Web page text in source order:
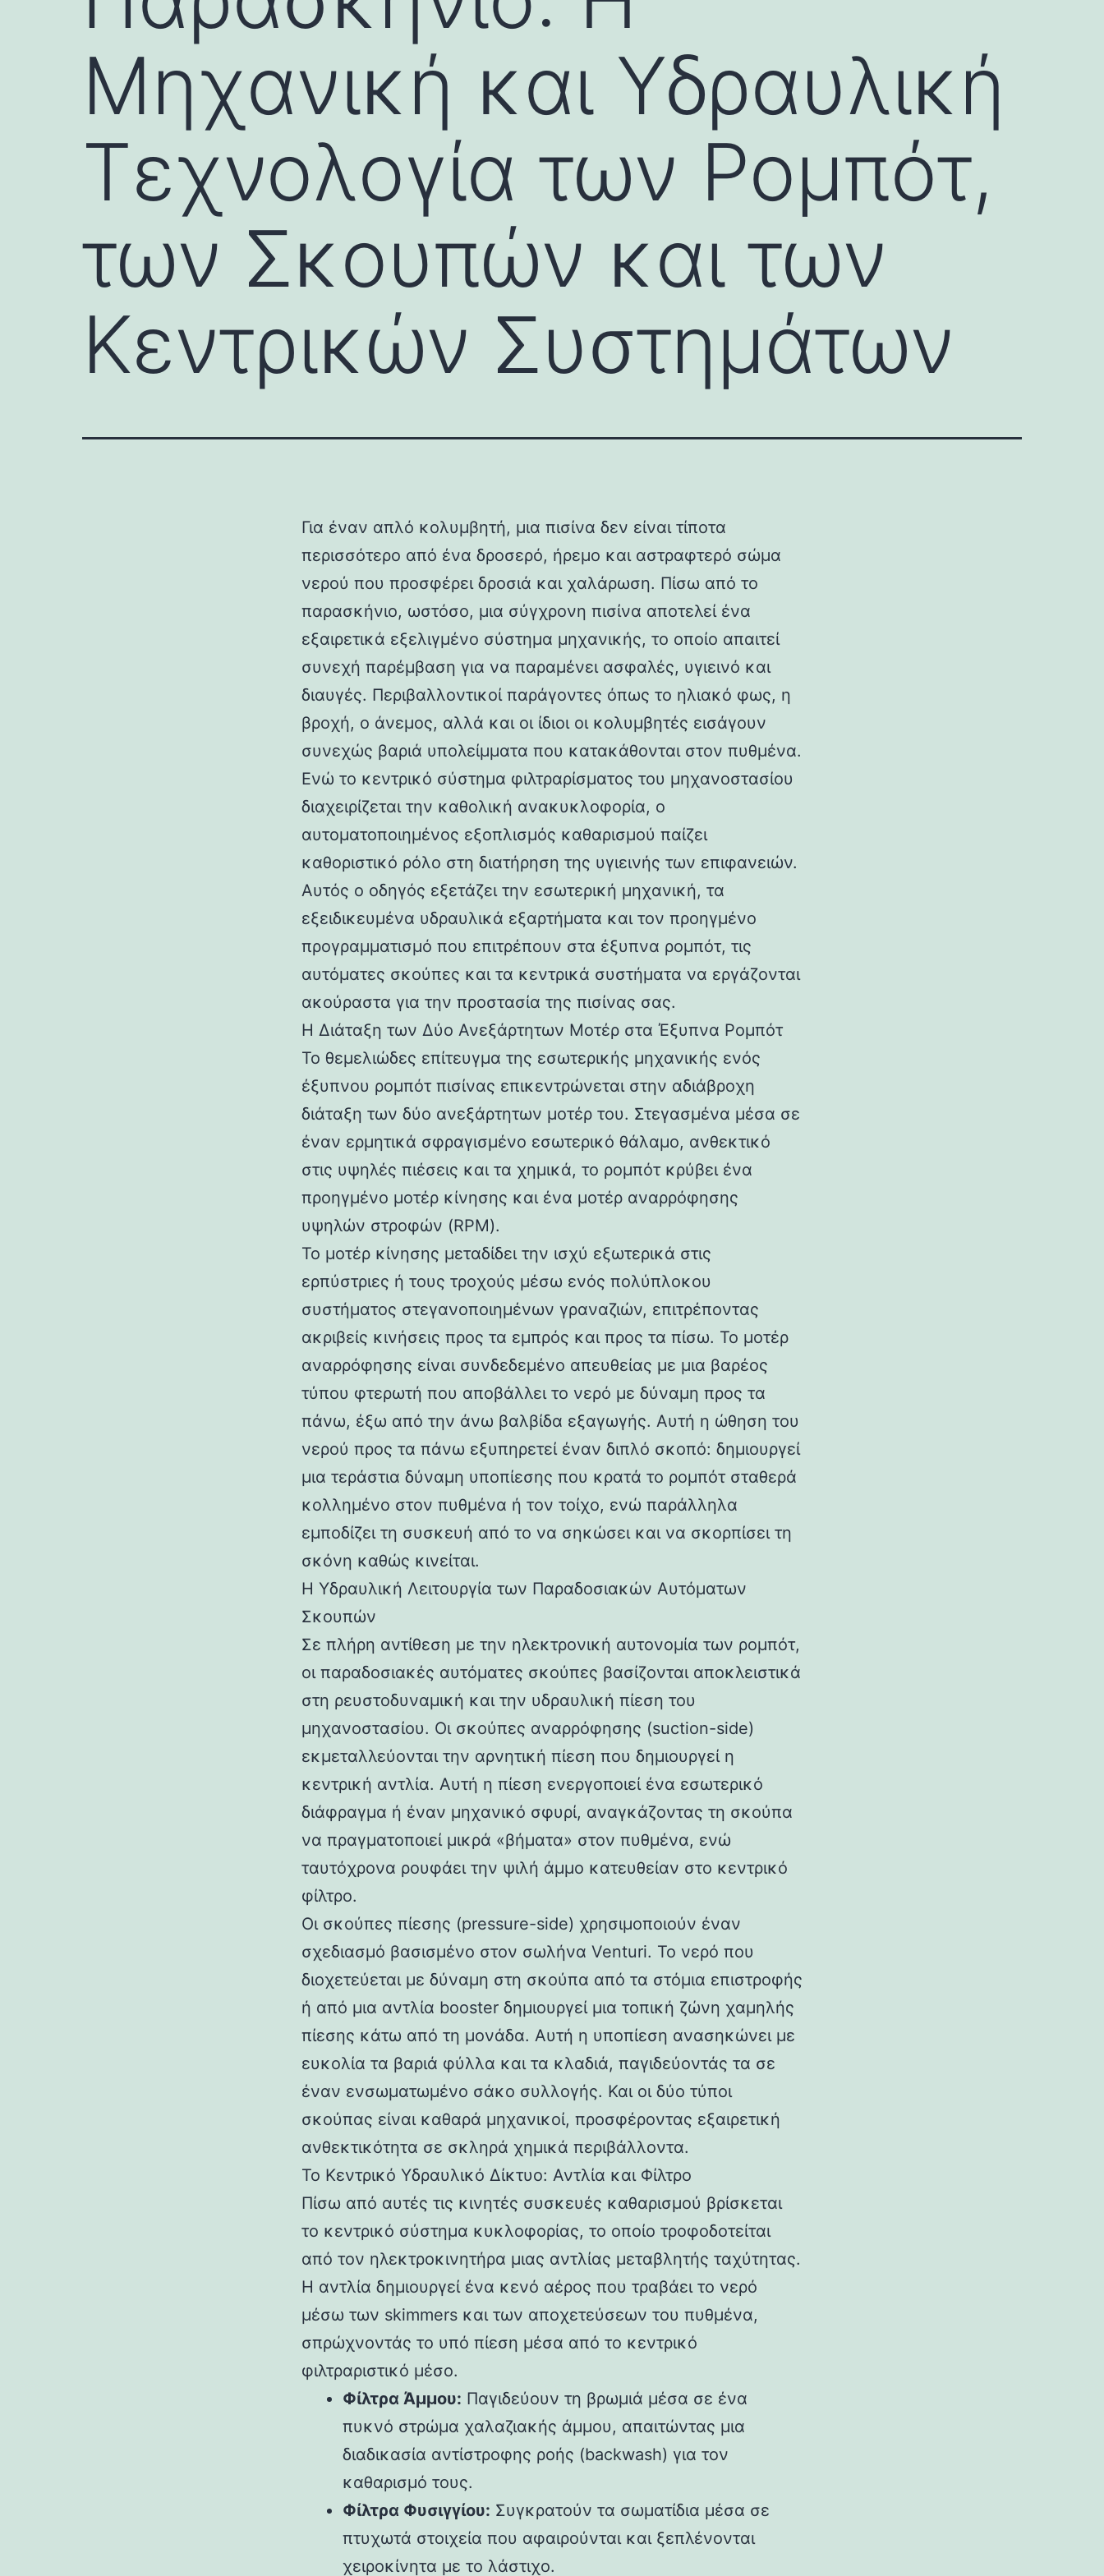
Μηχανική και Υδραυλική
Τεχνολογία των Ρομπότ,
των Σκουπών και των
Κεντρικών Συστημάτων
Για έναν απλό κολυμβητή, μια πισίνα δεν είναι τίποτα
περισσότερο από ένα δροσερό, ήρεμο και αστραφτερό σώμα
νερού που προσφέρει δροσιά και χαλάρωση. Πίσω από το
παρασκήνιο, ωστόσο, μια σύγχρονη πισίνα αποτελεί ένα
εξαιρετικά εξελιγμένο σύστημα μηχανικής, το οποίο απαιτεί
συνεχή παρέμβαση για να παραμένει ασφαλές, υγιεινό και
διαυγές. Περιβαλλοντικοί παράγοντες όπως το ηλιακό φως, η
βροχή, ο άνεμος, αλλά και οι ίδιοι οι κολυμβητές εισάγουν
συνεχώς βαριά υπολείμματα που κατακάθονται στον πυθμένα.
Ενώ το κεντρικό σύστημα φιλτραρίσματος του μηχανοστασίου
διαχειρίζεται την καθολική ανακυκλοφορία, ο
αυτοματοποιημένος εξοπλισμός καθαρισμού παίζει
καθοριστικό ρόλο στη διατήρηση της υγιεινής των επιφανειών.
Αυτός ο οδηγός εξετάζει την εσωτερική μηχανική, τα
εξειδικευμένα υδραυλικά εξαρτήματα και τον προηγμένο
προγραμματισμό που επιτρέπουν στα έξυπνα ρομπότ, τις
αυτόματες σκούπες και τα κεντρικά συστήματα να εργάζονται
ακούραστα για την προστασία της πισίνας σας.
Η Διάταξη των Δύο Ανεξάρτητων Μοτέρ στα Έξυπνα Ρομπότ
Το θεμελιώδες επίτευγμα της εσωτερικής μηχανικής ενός
έξυπνου ρομπότ πισίνας επικεντρώνεται στην αδιάβροχη
διάταξη των δύο ανεξάρτητων μοτέρ του. Στεγασμένα μέσα σε
έναν ερμητικά σφραγισμένο εσωτερικό θάλαμο, ανθεκτικό
στις υψηλές πιέσεις και τα χημικά, το ρομπότ κρύβει ένα
προηγμένο μοτέρ κίνησης και ένα μοτέρ αναρρόφησης
υψηλών στροφών (RPM).
Το μοτέρ κίνησης μεταδίδει την ισχύ εξωτερικά στις
ερπύστριες ή τους τροχούς μέσω ενός πολύπλοκου
συστήματος στεγανοποιημένων γραναζιών, επιτρέποντας
ακριβείς κινήσεις προς τα εμπρός και προς τα πίσω. Το μοτέρ
αναρρόφησης είναι συνδεδεμένο απευθείας με μια βαρέος
τύπου φτερωτή που αποβάλλει το νερό με δύναμη προς τα
πάνω, έξω από την άνω βαλβίδα εξαγωγής. Αυτή η ώθηση του
νερού προς τα πάνω εξυπηρετεί έναν διπλό σκοπό: δημιουργεί
μια τεράστια δύναμη υποπίεσης που κρατά το ρομπότ σταθερά
κολλημένο στον πυθμένα ή τον τοίχο, ενώ παράλληλα
εμποδίζει τη συσκευή από το να σηκώσει και να σκορπίσει τη
σκόνη καθώς κινείται.
Η Υδραυλική Λειτουργία των Παραδοσιακών Αυτόματων
Σκουπών
Σε πλήρη αντίθεση με την ηλεκτρονική αυτονομία των ρομπότ,
οι παραδοσιακές αυτόματες σκούπες βασίζονται αποκλειστικά
στη ρευστοδυναμική και την υδραυλική πίεση του
μηχανοστασίου. Οι σκούπες αναρρόφησης (suction-side)
εκμεταλλεύονται την αρνητική πίεση που δημιουργεί η
κεντρική αντλία. Αυτή η πίεση ενεργοποιεί ένα εσωτερικό
διάφραγμα ή έναν μηχανικό σφυρί, αναγκάζοντας τη σκούπα
να πραγματοποιεί μικρά «βήματα» στον πυθμένα, ενώ
ταυτόχρονα ρουφάει την ψιλή άμμο κατευθείαν στο κεντρικό
φίλτρο.
Οι σκούπες πίεσης (pressure-side) χρησιμοποιούν έναν
σχεδιασμό βασισμένο στον σωλήνα Venturi. Το νερό που
διοχετεύεται με δύναμη στη σκούπα από τα στόμια επιστροφής
ή από μια αντλία booster δημιουργεί μια τοπική ζώνη χαμηλής
πίεσης κάτω από τη μονάδα. Αυτή η υποπίεση ανασηκώνει με
ευκολία τα βαριά φύλλα και τα κλαδιά, παγιδεύοντάς τα σε
έναν ενσωματωμένο σάκο συλλογής. Και οι δύο τύποι
σκούπας είναι καθαρά μηχανικοί, προσφέροντας εξαιρετική
ανθεκτικότητα σε σκληρά χημικά περιβάλλοντα.
Το Κεντρικό Υδραυλικό Δίκτυο: Αντλία και Φίλτρο
Πίσω από αυτές τις κινητές συσκευές καθαρισμού βρίσκεται
το κεντρικό σύστημα κυκλοφορίας, το οποίο τροφοδοτείται
από τον ηλεκτροκινητήρα μιας αντλίας μεταβλητής ταχύτητας.
Η αντλία δημιουργεί ένα κενό αέρος που τραβάει το νερό
μέσω των skimmers και των αποχετεύσεων του πυθμένα,
σπρώχνοντάς το υπό πίεση μέσα από το κεντρικό
φιλτραριστικό μέσο.
Φίλτρα Άμμου: Παγιδεύουν τη βρωμιά μέσα σε ένα
πυκνό στρώμα χαλαζιακής άμμου, απαιτώντας μια
διαδικασία αντίστροφης ροής (backwash) για τον
καθαρισμό τους.
Φίλτρα Φυσιγγίου: Συγκρατούν τα σωματίδια μέσα σε
πτυχωτά στοιχεία που αφαιρούνται και ξεπλένονται
χειροκίνητα με το λάστιχο.